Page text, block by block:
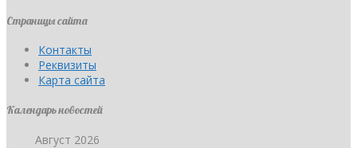
Страницы сайта
Контакты
Реквизиты
Карта сайта
Календарь новостей
Август 2026